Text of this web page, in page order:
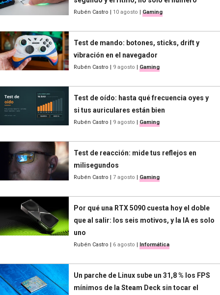
Rubén Castro | 10 agosto | Gaming
Test de mando: botones, sticks, drift y
vibración en el navegador
Rubén Castro | 9 agosto | Gaming
Test de oído: hasta qué frecuencia oyes y
si tus auriculares están bien
Rubén Castro | 9 agosto | Gaming
Test de reacción: mide tus reflejos en
milisegundos
Rubén Castro | 7 agosto | Gaming
Por qué una RTX 5090 cuesta hoy el doble
que al salir: los seis motivos, y la IA es solo
uno
Rubén Castro | 6 agosto | Informática
Un parche de Linux sube un 31,8 % los FPS
mínimos de la Steam Deck sin tocar el